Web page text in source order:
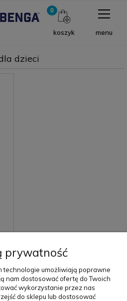
koszyk menu
dzieci
1 2 »
prywatność
technologie umożliwiają poprawne
nam dostosować ofertę do Twoich
wykorzystanie przez nas
do sklepu lub dostosować